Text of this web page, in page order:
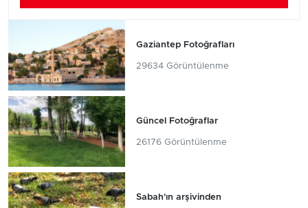
Gaziantep Fotoğrafları
29634 Görüntülenme
Güncel Fotoğraflar
26176 Görüntülenme
Sabah'ın arşivinden